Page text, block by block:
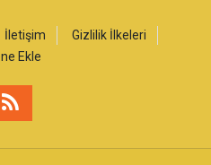
İletişim
Gizlilik İlkeleri
Ekle